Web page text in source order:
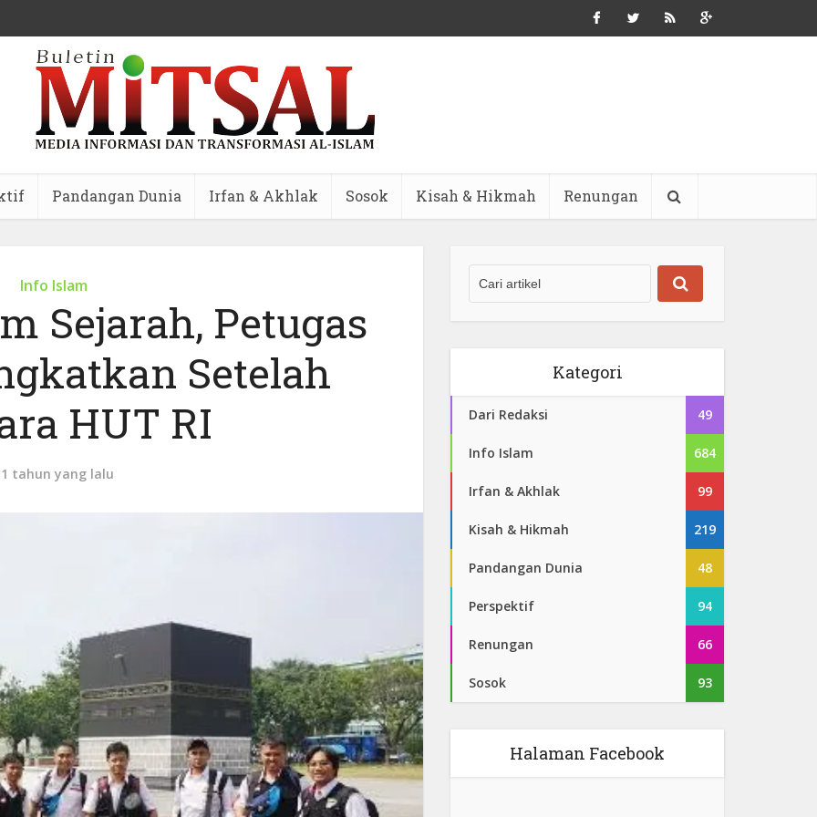
Pandangan Dunia Irfan & Akhlak Sosok Kisah & Hikmah Renungan
Info Islam
Sejarah, Petugas
Setelah
HUT RI
tahun yang lalu
Kategori
Dari Redaksi 49
Info Islam 684
Irfan & Akhlak 99
Kisah & Hikmah 219
Pandangan Dunia 48
Perspektif 94
Renungan 66
Sosok 93
Halaman Facebook